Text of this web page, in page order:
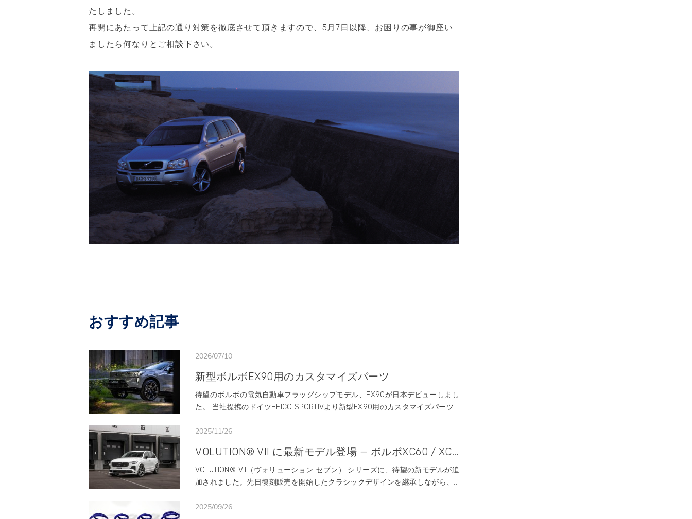
たしました。
再開にあたって上記の通り対策を徹底させて頂きますので、5月7日以降、お困りの事が御座い
ましたら何なりとご相談下さい。
おすすめ記事
2026/07/10
新型ボルボEX90用のカスタマイズパーツ
待望のボルボの電気自動車フラッグシップモデル、EX90が日本デビューしまし
た。 当社提携のドイツHEICO SPORTIVより新型EX90用のカスタマイズパーツ...
2025/11/26
VOLUTION® VII に最新モデル登場 — ボルボXC60 / XC...
VOLUTION® VII（ヴォリューション セブン） シリーズに、待望の新モデルが追
加されました。先日復刻販売を開始したクラシックデザインを継承しながら、...
2025/09/26